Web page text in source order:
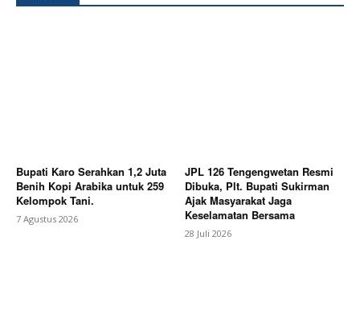
Bupati Karo Serahkan 1,2 Juta
Benih Kopi Arabika untuk 259
Kelompok Tani.
7 Agustus 2026
JPL 126 Tengengwetan Resmi
Dibuka, Plt. Bupati Sukirman
Ajak Masyarakat Jaga
Keselamatan Bersama
28 Juli 2026